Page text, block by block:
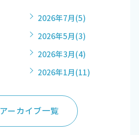
2026年7月(5)
2026年5月(3)
2026年3月(4)
2026年1月(11)
アーカイブ一覧